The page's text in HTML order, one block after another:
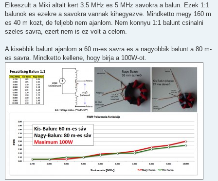
s
Elkeszult a Miki altalt kert 3.5 MHz es 5 MHz savokra a balun. Ezek 1:1
balunok es ezekre a savokra vannak kihegyezve. Mindketto megy 160 m
es 40 m kozt, de feljebb nem ajanlom. Nem konnyu 1:1 balunt csinalni
szeles savra, ezert nem is ez volt a celom.
A kisebbik balunt ajanlom a 60 m-es savra es a nagyobbik balunt a 80 m-
es savra. Mindketto kellene, hogy birja a 100W-ot.